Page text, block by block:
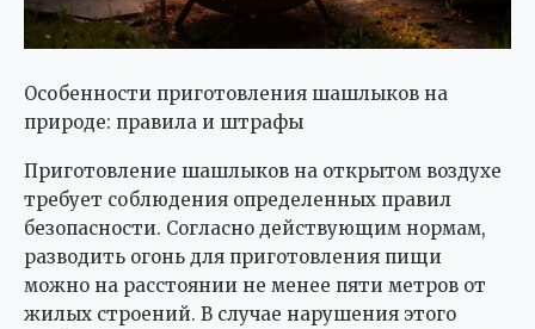
Особенности приготовления шашлыков на
природе: правила и штрафы
Приготовление шашлыков на открытом воздухе
требует соблюдения определенных правил
безопасности. Согласно действующим нормам,
разводить огонь для приготовления пищи
можно на расстоянии не менее пяти метров от
жилых строений. В случае нарушения этого